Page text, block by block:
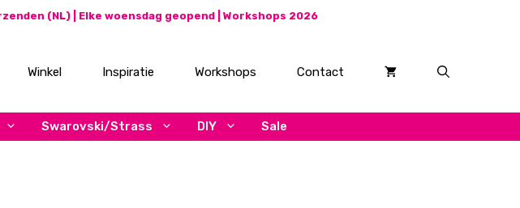
(NL) | Elke woensdag geopend | Workshops 2026
Winkel Inspiratie Workshops Contact
Swarovski/Strass DIY Sale